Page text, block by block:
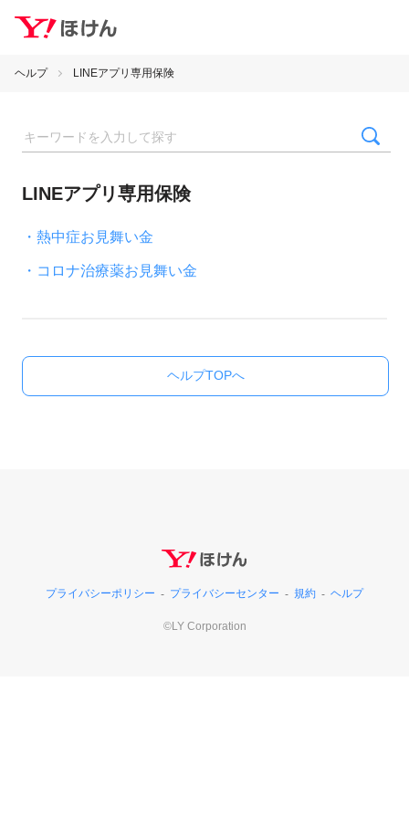
ヘルプ LINEアプリ専用保険
LINEアプリ専用保険
・熱中症お見舞い金
・コロナ治療薬お見舞い金
ヘルプTOPへ
プライバシーポリシー プライバシーセンター 規約 ヘルプ
©LY Corporation